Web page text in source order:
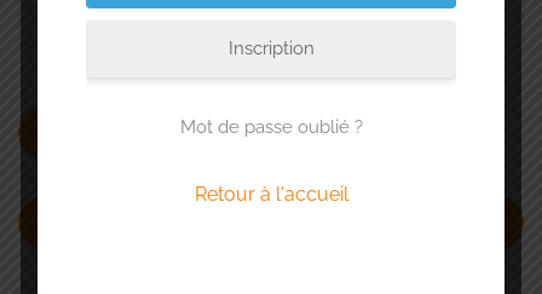
Inscription
Mot de passe oublié ?
Retour à l'accueil